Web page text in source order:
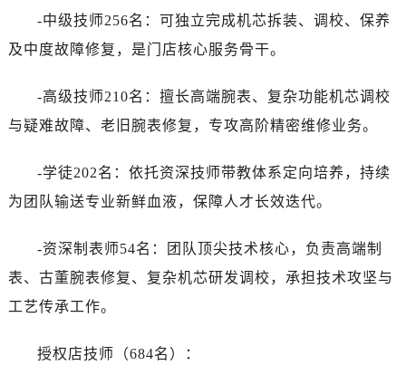
-中级技师256名：可独立完成机芯拆装、调校、保养
及中度故障修复，是门店核心服务骨干。
-高级技师210名：擅长高端腕表、复杂功能机芯调校
与疑难故障、老旧腕表修复，专攻高阶精密维修业务。
-学徒202名：依托资深技师带教体系定向培养，持续
为团队输送专业新鲜血液，保障人才长效迭代。
-资深制表师54名：团队顶尖技术核心，负责高端制
表、古董腕表修复、复杂机芯研发调校，承担技术攻坚与
工艺传承工作。
授权店技师（684名）：